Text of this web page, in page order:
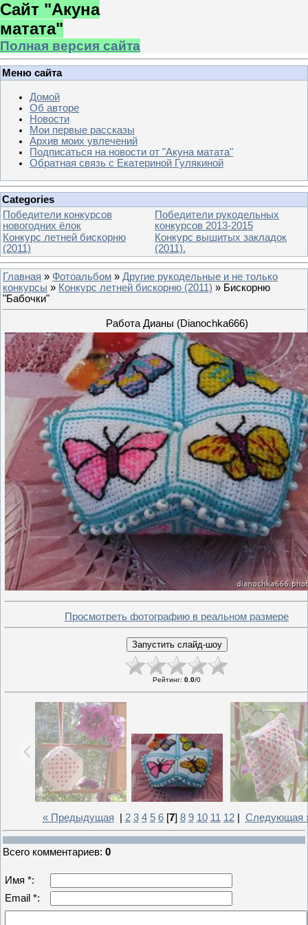
Сайт "Акуна
матата"
Полная версия сайта
Меню сайта
Домой
Об авторе
Новости
Мои первые рассказы
Архив моих увлечений
Подписаться на новости от "Акуна матата"
Обратная связь с Екатериной Гулякиной
Categories
Победители конкурсов
новогодних ёлок
Победители рукодельных
конкурсов 2013-2015
Конкурс летней бискорню
(2011)
Конкурс вышитых закладок
(2011).
Главная » Фотоальбом » Другие рукодельные и не только
конкурсы » Конкурс летней бискорню (2011) » Бискорню
"Бабочки"
Работа Дианы (Dianochka666)
Просмотреть фотографию в реальном размере
Рейтинг: 0.0/0
« Предыдущая 2 3 4 5 6[7] 8 9 10 11 12| Следующая
Всего комментариев: 0
Имя *:
Email *: